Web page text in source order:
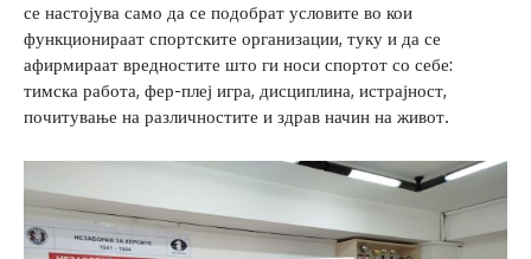
се настојува само да се подобрат условите во кои
функционираат спортските организации, туку и да се
афирмираат вредностите што ги носи спортот со себе:
тимска работа, фер-плеј игра, дисциплина, истрајност,
почитување на различностите и здрав начин на живот.